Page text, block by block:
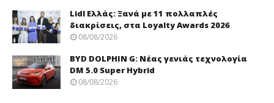
Lidl Ελλάς: Ξανά με 11 πολλαπλές
διακρίσεις, στα Loyalty Awards 2026
08/08/2026
BYD DOLPHIN G: Νέας γενιάς τεχνολογία
DM 5.0 Super Hybrid
08/08/2026